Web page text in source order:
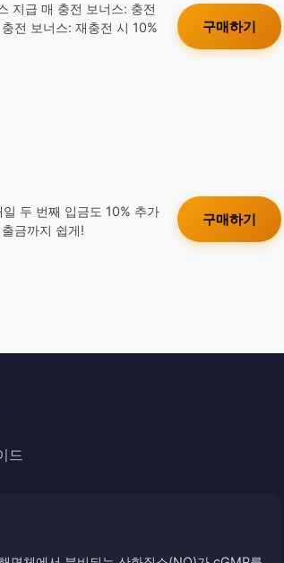
지급 매 충전 보너스: 충전
전 보너스: 재충전 시 10%
구매하기
두 번째 입금도 10% 추가
금까지 쉽게!
구매하기
드